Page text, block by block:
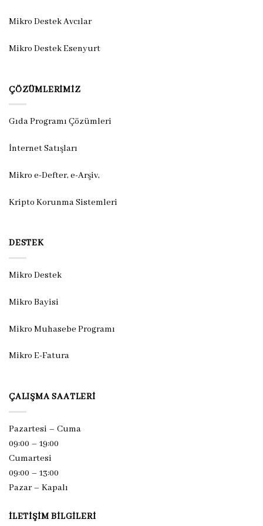
Mikro Destek Avcılar
Mikro Destek Esenyurt
ÇÖZÜMLERIMIZ
Gıda Programı Çözümleri
İnternet Satışları
Mikro e-Defter, e-Arşiv,
Kripto Korunma Sistemleri
DESTEK
Mikro Destek
Mikro Bayisi
Mikro Muhasebe Programı
Mikro E-Fatura
ÇALIŞMA SAATLERI
Pazartesi – Cuma
09:00 – 19:00
Cumartesi
09:00 – 13:00
Pazar – Kapalı
İLETIŞIM BILGILERI